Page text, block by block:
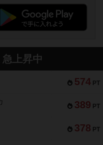
上昇中
574 PT
389 PT
378 PT